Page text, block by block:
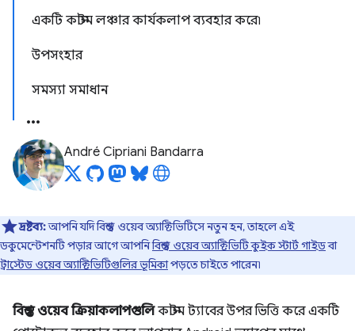
একটি কাস্টম লঞ্চার কার্যকলাপ ব্যবহার করে৷
উপসংহার
সমস্যা সমাধান
André Cipriani Bandarra
দ্রষ্টব্য:আপনি যদি বিশ্বস্ত ওয়েব অ্যাক্টিভিটিসে নতুন হন, তাহলে এই
ডকুমেন্টেশনটি পড়ার আগে আপনিবিশ্বস্ত ওয়েব অ্যাক্টিভিটি কুইক স্টার্ট গাইডবা
ট্রাস্টেড ওয়েব অ্যাক্টিভিটিগুলির ভূমিকাপড়তে চাইতে পারেন৷
বিশ্বস্ত ওয়েব ক্রিয়াকলাপগুলিকাস্টম ট্যাবের উপর ভিত্তি করে একটি